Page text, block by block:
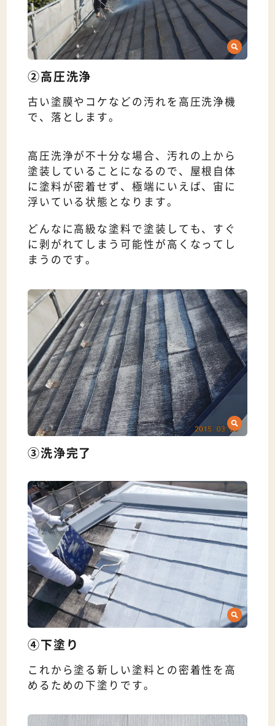
②高圧洗浄
古い塗膜やコケなどの汚れを高圧洗浄機
で、落とします。
高圧洗浄が不十分な場合、汚れの上から
塗装していることになるので、屋根自体
に塗料が密着せず、極端にいえば、宙に
浮いている状態となります。
どんなに高級な塗料で塗装しても、すぐ
に剥がれてしまう可能性が高くなってし
まうのです。
③洗浄完了
④下塗り
これから塗る新しい塗料との密着性を高
めるための下塗りです。